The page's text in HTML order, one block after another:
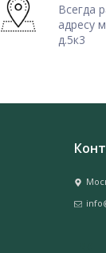
Всегда
адресу
д.5к3